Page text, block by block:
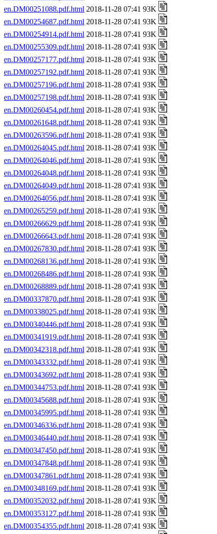
en.DM00251088.pdf.html 2018-11-28 07:41 93K
en.DM00254687.pdf.html 2018-11-28 07:41 93K
en.DM00254914.pdf.html 2018-11-28 07:41 93K
en.DM00255309.pdf.html 2018-11-28 07:41 93K
en.DM00257177.pdf.html 2018-11-28 07:41 93K
en.DM00257192.pdf.html 2018-11-28 07:41 93K
en.DM00257196.pdf.html 2018-11-28 07:41 93K
en.DM00257198.pdf.html 2018-11-28 07:41 93K
en.DM00260454.pdf.html 2018-11-28 07:41 93K
en.DM00261648.pdf.html 2018-11-28 07:41 93K
en.DM00263596.pdf.html 2018-11-28 07:41 93K
en.DM00264045.pdf.html 2018-11-28 07:41 93K
en.DM00264046.pdf.html 2018-11-28 07:41 93K
en.DM00264048.pdf.html 2018-11-28 07:41 93K
en.DM00264049.pdf.html 2018-11-28 07:41 93K
en.DM00264056.pdf.html 2018-11-28 07:41 93K
en.DM00265259.pdf.html 2018-11-28 07:41 93K
en.DM00266629.pdf.html 2018-11-28 07:41 93K
en.DM00266643.pdf.html 2018-11-28 07:41 93K
en.DM00267830.pdf.html 2018-11-28 07:41 93K
en.DM00268136.pdf.html 2018-11-28 07:41 93K
en.DM00268486.pdf.html 2018-11-28 07:41 93K
en.DM00268889.pdf.html 2018-11-28 07:41 93K
en.DM00337870.pdf.html 2018-11-28 07:41 93K
en.DM00338025.pdf.html 2018-11-28 07:41 93K
en.DM00340446.pdf.html 2018-11-28 07:41 93K
en.DM00341919.pdf.html 2018-11-28 07:41 93K
en.DM00342318.pdf.html 2018-11-28 07:41 93K
en.DM00343332.pdf.html 2018-11-28 07:41 93K
en.DM00343692.pdf.html 2018-11-28 07:41 93K
en.DM00344753.pdf.html 2018-11-28 07:41 93K
en.DM00345688.pdf.html 2018-11-28 07:41 93K
en.DM00345995.pdf.html 2018-11-28 07:41 93K
en.DM00346336.pdf.html 2018-11-28 07:41 93K
en.DM00346440.pdf.html 2018-11-28 07:41 93K
en.DM00347450.pdf.html 2018-11-28 07:41 93K
en.DM00347848.pdf.html 2018-11-28 07:41 93K
en.DM00347861.pdf.html 2018-11-28 07:41 93K
en.DM00348169.pdf.html 2018-11-28 07:41 93K
en.DM00352032.pdf.html 2018-11-28 07:41 93K
en.DM00353127.pdf.html 2018-11-28 07:41 93K
en.DM00354355.pdf.html 2018-11-28 07:41 93K